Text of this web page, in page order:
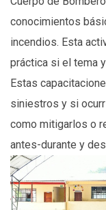
conocimientos
incendios. Esta
práctica si el tema
Estas
siniestros y si
como mitigarlos o
antes-durante y